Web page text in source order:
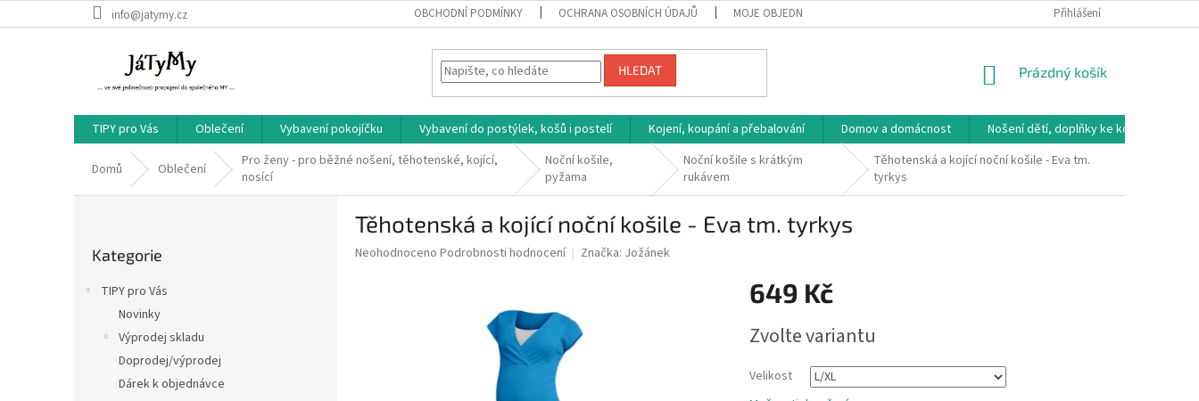
na
info@jatymy.cz OBCHODNÍ PODMÍNKY OCHRANA OSOBNÍCH ÚDAJŮ MOJE OBJEDNÁVKA DOPRAVA, PLATBY A
Přihlášení
HLEDAT
NÁKUPNÍ
Prázdný košík
TIPY pro Vás Oblečení Vybavení pokojíčku Vybavení do postýlek, košů i postelí Kojení, koupání a přebalování Domov a domácnost Nošení dětí, doplňky ke kočárkům
Domů Oblečení
Pro ženy - pro běžné nošení, těhotenské, kojící,
nosící
Noční košile,
pyžama
Noční košile s krátkým
rukávem
Těhotenská a kojící noční košile - Eva tm.
tyrkys
kategorie
Kategorie
TIPY pro Vás
Novinky
Výprodej skladu
Doprodej/výprodej
Dárek k objednávce
Těhotenská a kojící noční košile - Eva tm. tyrkys
Průměrné
Neohodnoceno Podrobnosti hodnocení Značka: Jožánek
649 Kč
cena:
Zvolte variantu
Velikost